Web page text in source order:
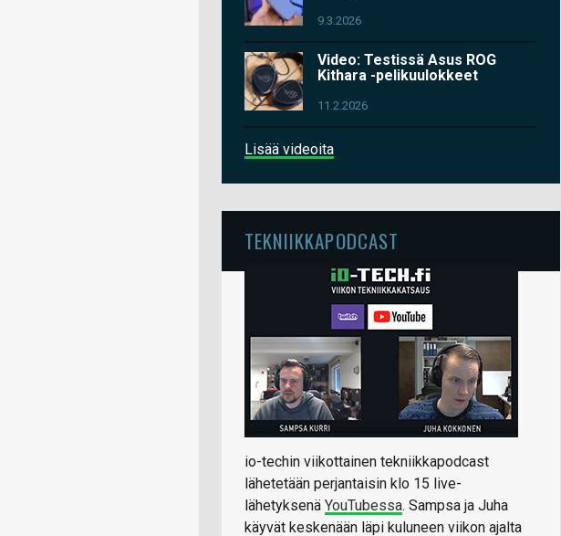
9.3.2026
Video: Testissä Asus ROG
Kithara -pelikuulokkeet
11.2.2026
Lisää videoita
TEKNIIKKAPODCAST
io-techin viikottainen tekniikkapodcast
lähetetään perjantaisin klo 15 live-
lähetyksenä YouTubessa. Sampsa ja Juha
käyvät keskenään läpi kuluneen viikon ajalta